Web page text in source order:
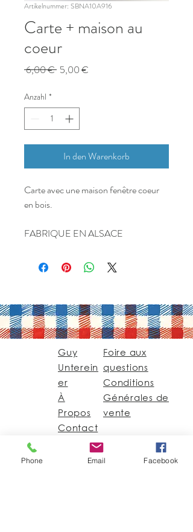
Artikelnummer: SBNA10A916
Carte + maison au
coeur
6,00 € Standardpreis
5,00 €
Anzahl *
In den Warenkorb
Carte avec une maison fenêtre coeur
en bois.
FABRIQUE EN ALSACE
Guy
Unterein
er
À
Propos
Contact
Foire aux
questions
Conditions
Générales de
vente
Guy@GuyUntereiner.fr
Phone Email Facebook